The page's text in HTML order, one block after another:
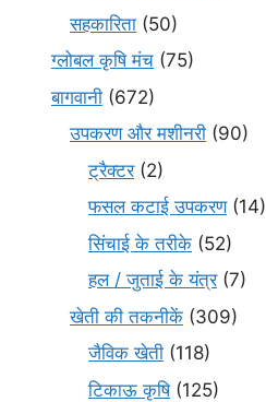
सहकारिता (50)
ग्लोबल कृषि मंच (75)
बागवानी (672)
उपकरण और मशीनरी (90)
ट्रैक्टर(2)
फसल कटाई उपकरण(14)
सिंचाई के तरीके (52)
हल / जुताई के यंत्र(7)
खेती की तकनीकें (309)
जैविक खेती (118)
टिकाऊ कृषि(125)